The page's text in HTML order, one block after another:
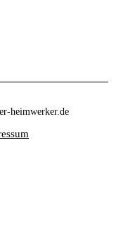
heimwerker.de